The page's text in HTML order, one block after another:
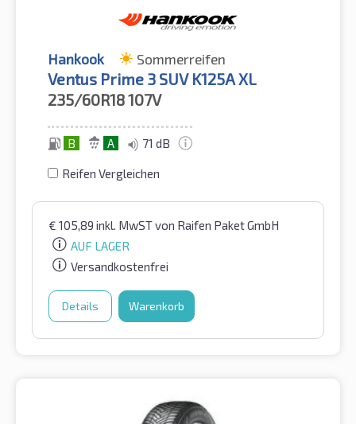
Hankook Sommerreifen
Ventus Prime 3 SUV K125A XL
235/60R18107V
B A 71 dB
Reifen Vergleichen
€ 105,89 inkl. MwSTvon Raifen Paket GmbH
AUF LAGER
Versandkostenfrei
Details Warenkorb